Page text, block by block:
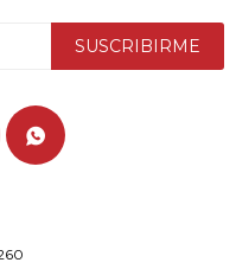
SUSCRIBIRME
